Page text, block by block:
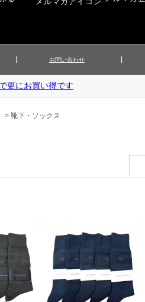
お問い合わせ
更にお買い得です
> 靴下・ソックス